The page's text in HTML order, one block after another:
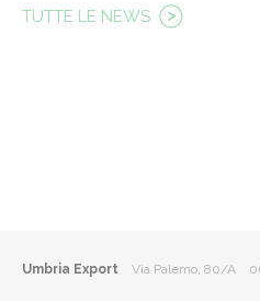
TUTTE LE NEWS
Umbria Export Via Palemo, 80/A